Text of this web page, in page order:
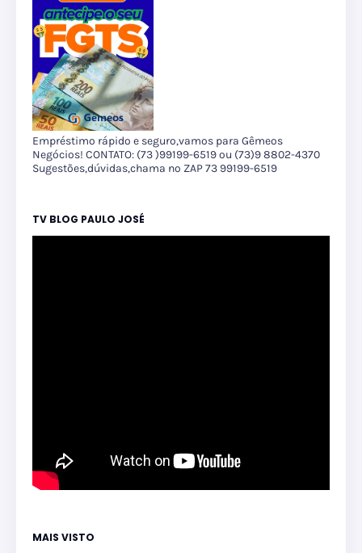
Empréstimo rápido e seguro,vamos para Gêmeos
Negócios! CONTATO: (73 )99199-6519 ou (73)9 8802-4370
Sugestões,dúvidas,chama no ZAP 73 99199-6519
TV BLOG PAULO JOSÉ
MAIS VISTO